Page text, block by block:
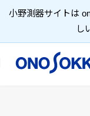
小野測器サイトは
し